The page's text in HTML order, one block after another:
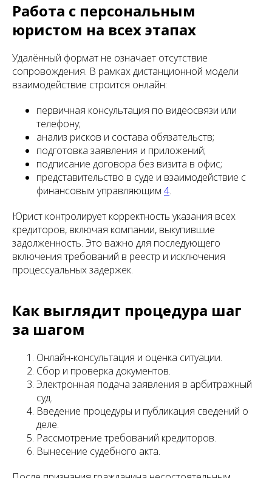
Работа с персональным
юристом на всех этапах
Удалённый формат не означает отсутствие
сопровождения. В рамках дистанционной модели
взаимодействие строится онлайн:
первичная консультация по видеосвязи или
телефону;
анализ рисков и состава обязательств;
подготовка заявления и приложений;
подписание договора без визита в офис;
представительство в суде и взаимодействие с
финансовым управляющим 4.
Юрист контролирует корректность указания всех
кредиторов, включая компании, выкупившие
задолженность. Это важно для последующего
включения требований в реестр и исключения
процессуальных задержек.
Как выглядит процедура шаг
за шагом
Онлайн‑консультация и оценка ситуации.
Сбор и проверка документов.
Электронная подача заявления в арбитражный
суд.
Введение процедуры и публикация сведений о
деле.
Рассмотрение требований кредиторов.
Вынесение судебного акта.